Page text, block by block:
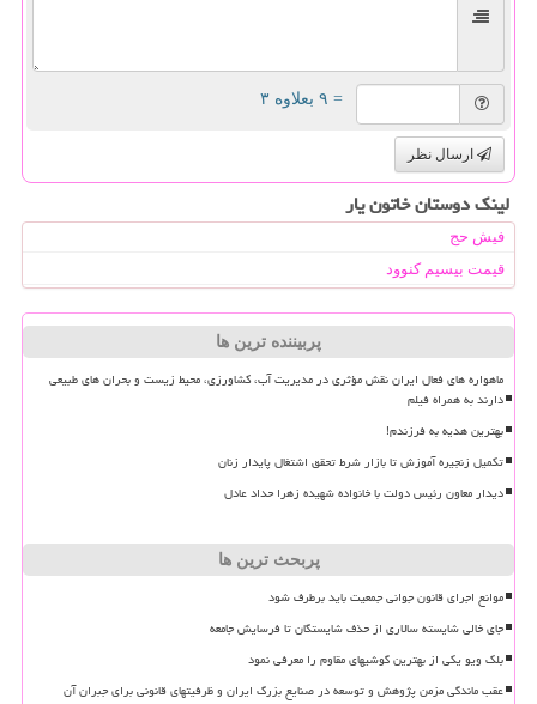
= ۹ بعلاوه ۳
ارسال نظر
لینک دوستان خاتون یار
فیش حج
قیمت بیسیم کنوود
پربیننده ترین ها
ماهواره های فعال ایران نقش مؤثری در مدیریت آب، کشاورزی، محیط زیست و بحران های طبیعی
دارند به همراه فیلم
بهترین هدیه به فرزندم!
تکمیل زنجیره آموزش تا بازار شرط تحقق اشتغال پایدار زنان
دیدار معاون رئیس دولت با خانواده شهیده زهرا حداد عادل
پربحث ترین ها
موانع اجرای قانون جوانی جمعیت باید برطرف شود
جای خالی شایسته سالاری از حذف شایستگان تا فرسایش جامعه
بلک ویو یکی از بهترین گوشیهای مقاوم را معرفی نمود
عقب ماندگی مزمن پژوهش و توسعه در صنایع بزرگ ایران و ظرفیتهای قانونی برای جبران آن